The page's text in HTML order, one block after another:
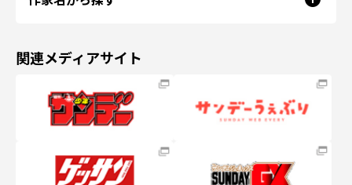
関連メディアサイト